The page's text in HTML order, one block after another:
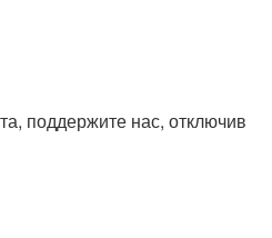
поддержите нас, отключив